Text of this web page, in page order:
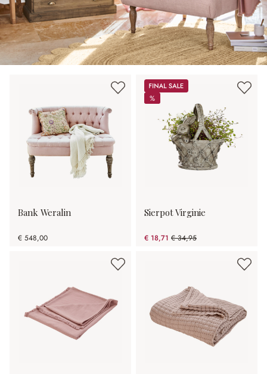
Bank Weralin
€ 548,00
Sale
%
%
Sierpot Virginie
€ 18,71 € 34,95
(46.47% gespart)